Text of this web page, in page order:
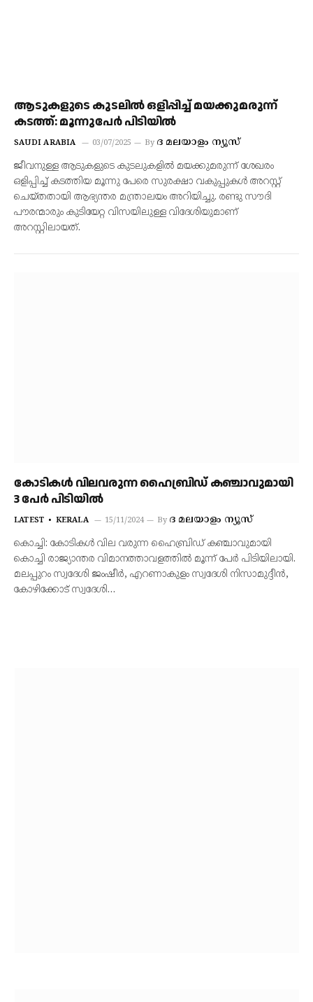
ആടുകളുടെ കുടലിൽ ഒളിപ്പിച്ച് മയക്കുമരുന്ന്
കടത്ത്: മൂന്നുപേർ പിടിയിൽ
SAUDI ARABIA 03/07/2025 By ദ മലയാളം ന്യൂസ്
ജീവനുള്ള ആടുകളുടെ കുടലുകളില്‍ മയക്കുമരുന്ന് ശേഖരം
ഒളിപ്പിച്ച് കടത്തിയ മൂന്നു പേരെ സുരക്ഷാ വകുപ്പുകള്‍ അറസ്റ്റ്
ചെയ്തതായി ആഭ്യന്തര മന്ത്രാലയം അറിയിച്ചു. രണ്ടു സൗദി
പൗരന്മാരും കുടിയേറ്റ വിസയിലുള്ള വിദേശിയുമാണ്
അറസ്റ്റിലായത്.
കോടികൾ വിലവരുന്ന ഹൈബ്രിഡ് കഞ്ചാവുമായി
3 പേർ പിടിയിൽ
LATEST KERALA 15/11/2024 By ദ മലയാളം ന്യൂസ്‌
കൊച്ചി: കോടികൾ വില വരുന്ന ഹൈബ്രിഡ് കഞ്ചാവുമായി
കൊച്ചി രാജ്യാന്തര വിമാനത്താവളത്തിൽ മൂന്ന് പേർ പിടിയിലായി.
മലപ്പുറം സ്വദേശി ജംഷീർ, എറണാകുളം സ്വദേശി നിസാമുദ്ദീൻ,
കോഴിക്കോട് സ്വദേശി…